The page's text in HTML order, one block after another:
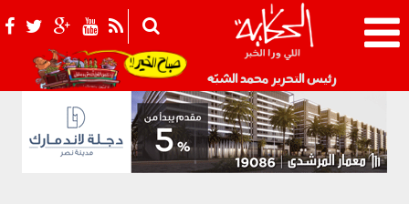
رئيس التحرير محمد الشبّه 021_2.png